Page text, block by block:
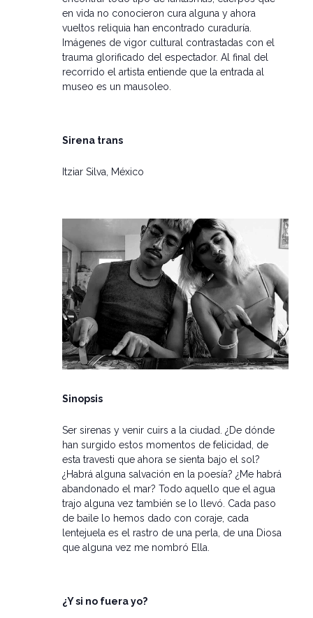
en vida no conocieron cura alguna y ahora
vueltos reliquia han encontrado curaduría.
Imágenes de vigor cultural contrastadas con el
trauma glorificado del espectador. Al final del
recorrido el artista entiende que la entrada al
museo es un mausoleo.
Sirena trans
Itziar Silva, México
Sinopsis
Ser sirenas y venir cuirs a la ciudad. ¿De dónde
han surgido estos momentos de felicidad, de
esta travesti que ahora se sienta bajo el sol?
¿Habrá alguna salvación en la poesía? ¿Me habrá
abandonado el mar? Todo aquello que el agua
trajo alguna vez también se lo llevó. Cada paso
de baile lo hemos dado con coraje, cada
lentejuela es el rastro de una perla, de una Diosa
que alguna vez me nombró Ella.
¿Y si no fuera yo?